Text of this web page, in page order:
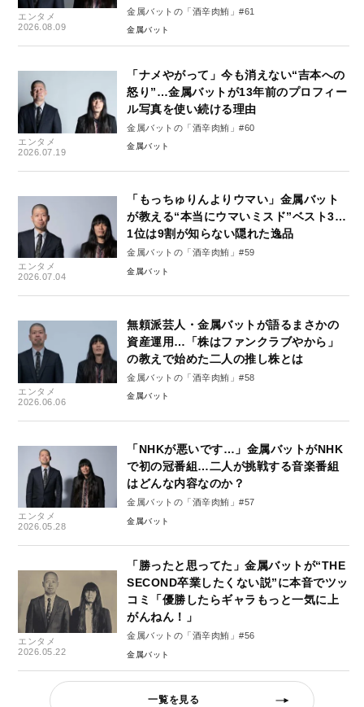
エンタメ
2026.08.09
金属バットの「酒辛肉鮪」#61
金属バット
エンタメ
2026.07.19
「ナメやがって」今も消えない“吉本への
怒り”…金属バットが13年前のプロフィー
ル写真を使い続ける理由
金属バットの「酒辛肉鮪」#60
金属バット
エンタメ
2026.07.04
「もっちゅりんよりウマい」金属バット
が教える“本当にウマいミスド”ベスト3…
1位は9割が知らない隠れた逸品
金属バットの「酒辛肉鮪」#59
金属バット
エンタメ
2026.06.06
無頼派芸人・金属バットが語るまさかの
資産運用…「株はファンクラブやから」
の教えで始めた二人の推し株とは
金属バットの「酒辛肉鮪」#58
金属バット
エンタメ
2026.05.28
「NHKが悪いです…」金属バットがNHK
で初の冠番組…二人が挑戦する音楽番組
はどんな内容なのか？
金属バットの「酒辛肉鮪」#57
金属バット
エンタメ
2026.05.22
「勝ったと思ってた」金属バットが“THE
SECOND卒業したくない説”に本音でツッ
コミ「優勝したらギャラもっと一気に上
がんねん！」
金属バットの「酒辛肉鮪」#56
金属バット
一覧を見る